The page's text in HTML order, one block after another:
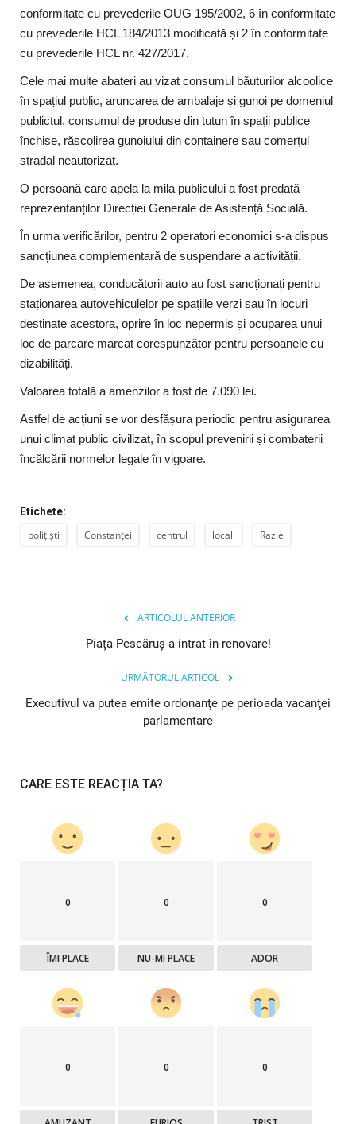
conformitate cu prevederile OUG 195/2002, 6 în conformitate
cu prevederile HCL 184/2013 modificată și 2 în conformitate
cu prevederile HCL nr. 427/2017.
Cele mai multe abateri au vizat consumul băuturilor alcoolice
în spațiul public, aruncarea de ambalaje și gunoi pe domeniul
publictul, consumul de produse din tutun în spații publice
închise, răscolirea gunoiului din containere sau comerțul
stradal neautorizat.
O persoană care apela la mila publicului a fost predată
reprezentanților Direcției Generale de Asistență Socială.
În urma verificărilor, pentru 2 operatori economici s-a dispus
sancțiunea complementară de suspendare a activității.
De asemenea, conducătorii auto au fost sancționați pentru
staționarea autovehiculelor pe spațiile verzi sau în locuri
destinate acestora, oprire în loc nepermis și ocuparea unui
loc de parcare marcat corespunzător pentru persoanele cu
dizabilități.
Valoarea totală a amenzilor a fost de 7.090 lei.
Astfel de acțiuni se vor desfășura periodic pentru asigurarea
unui climat public civilizat, în scopul prevenirii și combaterii
încălcării normelor legale în vigoare.
Etichete:
polițiști Constanței centrul locali Razie
ARTICOLUL ANTERIOR
Piața Pescăruș a intrat în renovare!
URMĂTORUL ARTICOL
Executivul va putea emite ordonanţe pe perioada vacanţei
parlamentare
CARE ESTE REACȚIA TA?
0
ÎMI PLACE
0
NU-MI PLACE
0
ADOR
0 0 0